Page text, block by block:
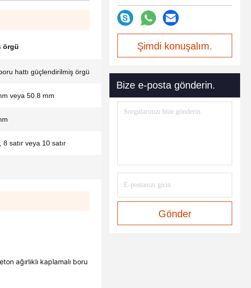
örgü
hattı güçlendirilmiş örgü
veya 50.8 mm
8 satır veya 10 satır
ağırlıklı kaplamalı boru
Şimdi konuşalım.
Bize e-posta gönderin.
Gönder